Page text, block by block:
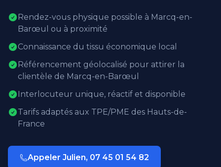
Rendez-vous physique possible à Marcq-en-
Barœul ou à proximité
Connaissance du tissu économique local
Référencement géolocalisé pour attirer la
clientèle de Marcq-en-Barœul
Interlocuteur unique, réactif et disponible
Tarifs adaptés aux TPE/PME des Hauts-de-
France
Appeler Julien, 07 45 01 54 82